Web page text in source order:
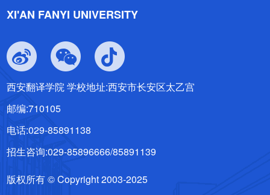
XI'AN FANYI UNIVERSITY
西安翻译学院 学校地址:西安市长安区太乙宫
邮编:710105
电话:029-85891138
招生咨询:029-85896666/85891139
版权所有 © Copyright 2003-2025